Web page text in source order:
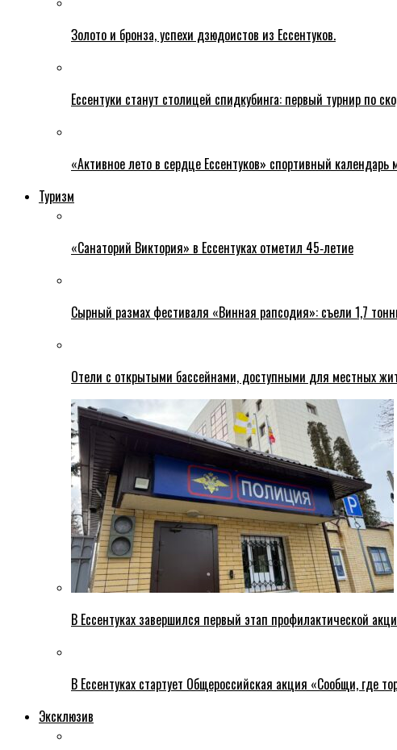
Золото и бронза, успехи дзюдоистов из Ессентуков.
Ессентуки станут столицей спидкубинга: первый турнир по
«Активное лето в сердце Ессентуков» спортивный
Туризм
«Санаторий Виктория» в Ессентуках отметил 45‑летие
Сырный размах фестиваля «Винная рапсодия»: съели 1,7
Отели с открытыми бассейнами, доступными для местных
В Ессентуках завершился первый этап профилактической
В Ессентуках стартует Общероссийская акция «Сообщи, где
Эксклюзив